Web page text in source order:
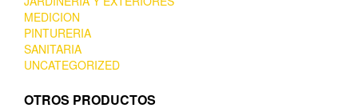
MEDICION
PINTURERIA
SANITARIA
UNCATEGORIZED
OTROS PRODUCTOS